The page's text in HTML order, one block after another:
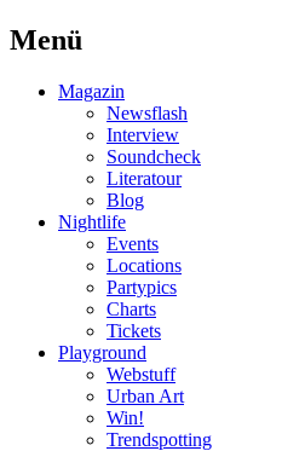
Menü
Magazin
Newsflash
Interview
Soundcheck
Literatour
Blog
Nightlife
Events
Locations
Partypics
Charts
Tickets
Playground
Webstuff
Urban Art
Win!
Trendspotting